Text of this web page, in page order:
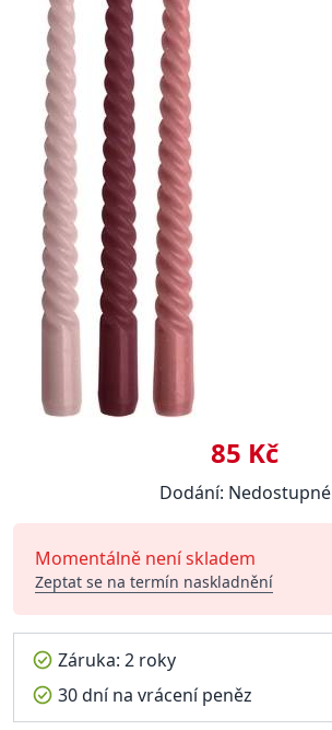
85 Kč
Dodání: Nedostupné
Momentálně není skladem
Zeptat se na termín naskladnění
Záruka: 2 roky
30 dní na vrácení peněz